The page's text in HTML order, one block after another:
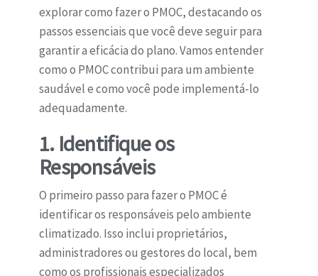
explorar como fazer o PMOC, destacando os
passos essenciais que você deve seguir para
garantir a eficácia do plano. Vamos entender
como o PMOC contribui para um ambiente
saudável e como você pode implementá-lo
adequadamente.
1. Identifique os
Responsáveis
O primeiro passo para fazer o PMOC é
identificar os responsáveis pelo ambiente
climatizado. Isso inclui proprietários,
administradores ou gestores do local, bem
como os profissionais especializados